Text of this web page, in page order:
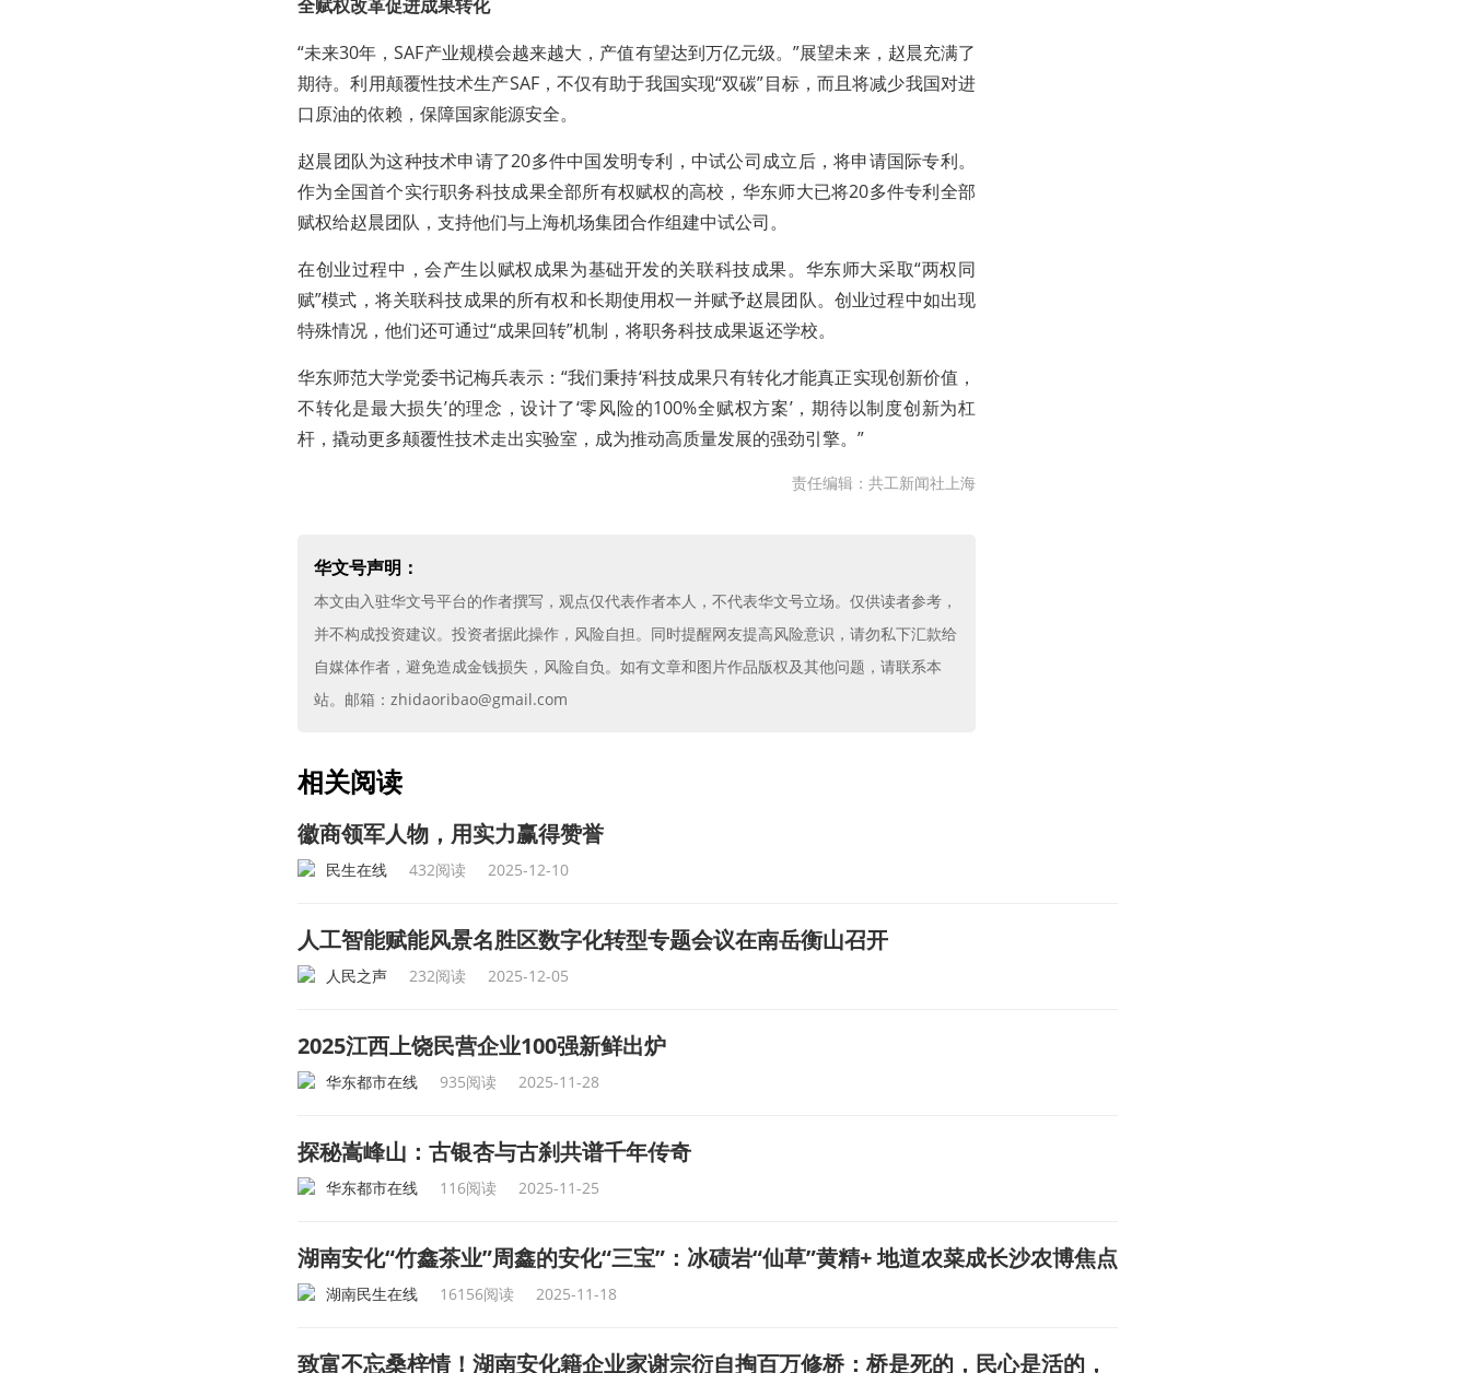
全赋权改革促进成果转化
“未来30年，SAF产业规模会越来越大，产值有望达到万亿元级。”展望未来，赵晨充满了
期待。利用颠覆性技术生产SAF，不仅有助于我国实现“双碳”目标，而且将减少我国对进
口原油的依赖，保障国家能源安全。
赵晨团队为这种技术申请了20多件中国发明专利，中试公司成立后，将申请国际专利。
作为全国首个实行职务科技成果全部所有权赋权的高校，华东师大已将20多件专利全部
赋权给赵晨团队，支持他们与上海机场集团合作组建中试公司。
在创业过程中，会产生以赋权成果为基础开发的关联科技成果。华东师大采取“两权同
赋”模式，将关联科技成果的所有权和长期使用权一并赋予赵晨团队。创业过程中如出现
特殊情况，他们还可通过“成果回转”机制，将职务科技成果返还学校。
华东师范大学党委书记梅兵表示：“我们秉持‘科技成果只有转化才能真正实现创新价值，
不转化是最大损失’的理念，设计了‘零风险的100%全赋权方案’，期待以制度创新为杠
杆，撬动更多颠覆性技术走出实验室，成为推动高质量发展的强劲引擎。”
责任编辑：共工新闻社上海
华文号声明：
本文由入驻华文号平台的作者撰写，观点仅代表作者本人，不代表华文号立场。仅供读者参考，
并不构成投资建议。投资者据此操作，风险自担。同时提醒网友提高风险意识，请勿私下汇款给
自媒体作者，避免造成金钱损失，风险自负。如有文章和图片作品版权及其他问题，请联系本
站。邮箱：zhidaoribao@gmail.com
相关阅读
徽商领军人物，用实力赢得赞誉
民生在线 432阅读 2025-12-10
人工智能赋能风景名胜区数字化转型专题会议在南岳衡山召开
人民之声 232阅读 2025-12-05
2025江西上饶民营企业100强新鲜出炉
华东都市在线 935阅读 2025-11-28
探秘嵩峰山：古银杏与古刹共谱千年传奇
华东都市在线 116阅读 2025-11-25
湖南安化“竹鑫茶业”周鑫的安化“三宝”：冰碛岩“仙草”黄精+ 地道农菜成长沙农博焦点
湖南民生在线 16156阅读 2025-11-18
致富不忘桑梓情！湖南安化籍企业家谢宗衍自掏百万修桥：桥是死的，民心是活的，